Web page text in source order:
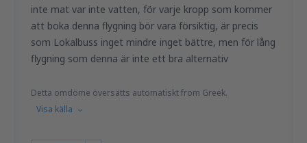
inte mat var inte vatten, för varje kropp som kommer
att boka denna flygning bör vara försiktig, är precis
som Lokalbuss inget mindre inget bättre, men för lång
flygning som denna är inte ett bra alternativ
Detta omdöme översätts automatiskt from Greek.
Visa källa